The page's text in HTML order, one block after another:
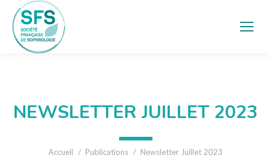
NEWSLETTER JUILLET 2023
Vous êtes ici :
Accueil Publications Newsletter Juillet 2023